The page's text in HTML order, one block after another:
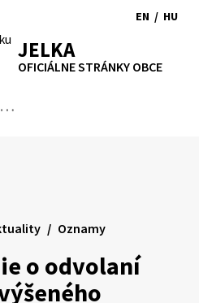
Zvýšiť
kontrast
písmapísma
EN
to
/ HU
JELKA
OFICIÁLNE STRÁNKY OBCE
o odvolaní
Oznamy